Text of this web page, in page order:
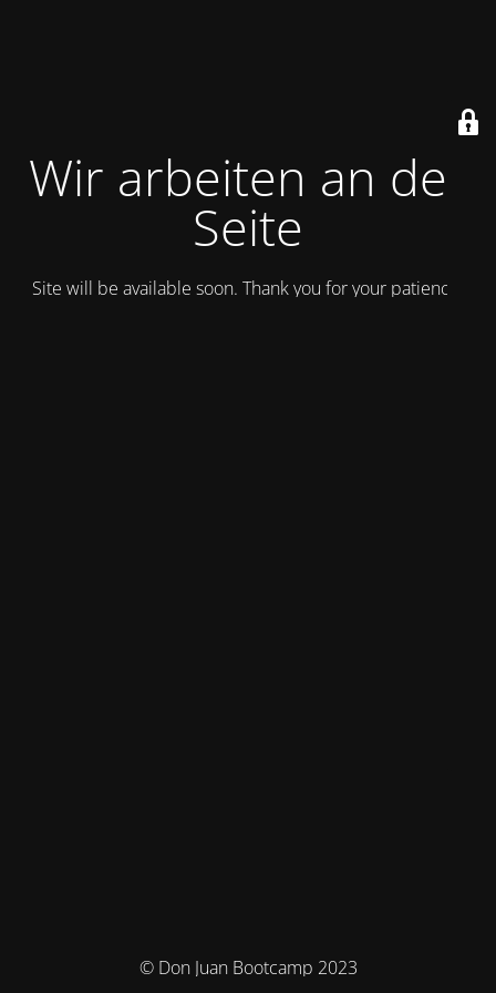
Wir arbeiten an der
Seite
Site will be available soon. Thank you for your patience!
© Don Juan Bootcamp 2023